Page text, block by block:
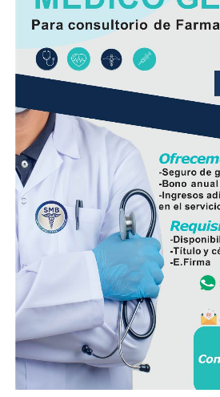
Además de incrementar la
nueva infraestructura incorpora
mayor resistencia, lo que
operación del sistema y disminuir
derivadas de fallas en la red.
Con esta ampliación, las
fortalecer la infraestructura
comunidades rurales y mejorar el
para cientos de familias que
un servicio irregular.